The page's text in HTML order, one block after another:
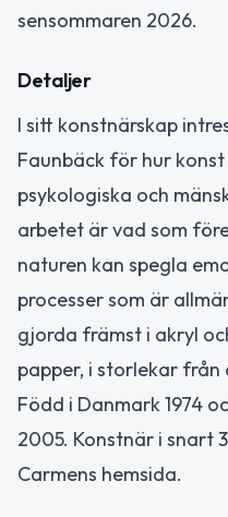
sensommaren 2026.
Detaljer
I sitt konstnärskap
Faunbäck för hur
psykologiska och
arbetet är vad som
naturen kan spegla
processer som är
gjorda främst i akryl
papper, i storlekar från
Född i Danmark 1974
2005. Konstnär i snart
Carmens hemsida.